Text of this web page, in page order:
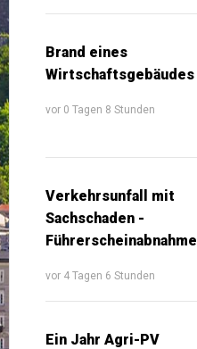
Brand eines
Wirtschaftsgebäudes
vor 0 Tagen 8 Stunden
Verkehrsunfall mit
Sachschaden -
Führerscheinabnahme
vor 4 Tagen 6 Stunden
Ein Jahr Agri-PV